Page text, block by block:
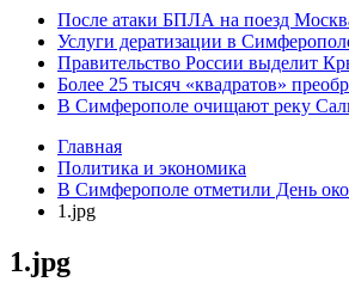
После атаки БПЛА на поезд
Услуги дератизации в
Правительство России выделит
Более 25 тысяч «квадратов»
В Симферополе очищают реку
Главная
Политика и экономика
В Симферополе отметили День
1.jpg
1.jpg